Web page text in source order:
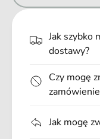
a
e
a
Ph
Niezastąpione,
Wspaniały
Możesz
Jak szybko
dostawy?
Czy mogę
Jak mogę